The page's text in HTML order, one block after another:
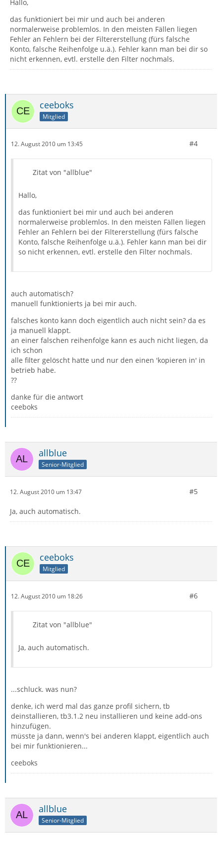
Hallo,
das funktioniert bei mir und auch bei anderen
normalerweise problemlos. In den meisten Fällen liegen
Fehler an Fehlern bei der Filtererstellung (fürs falsche
Konto, falsche Reihenfolge u.ä.). Fehler kann man bei dir so
nicht erkennen, evtl. erstelle den Filter nochmals.
ceeboks
Mitglied
12. August 2010 um 13:45 #4
Zitat von "allblue"
Hallo,
das funktioniert bei mir und auch bei anderen
normalerweise problemlos. In den meisten Fällen liegen
Fehler an Fehlern bei der Filtererstellung (fürs falsche
Konto, falsche Reihenfolge u.ä.). Fehler kann man bei dir
so nicht erkennen, evtl. erstelle den Filter nochmals.
auch automatisch?
manuell funktionierts ja bei mir auch.
falsches konto kann doch eigentlich auch nicht sein? da es
ja manuell klappt.
an einer falschen reihenfolge kann es auch nicht liegen, da
ich schon
alle filter gelöscht hatte und nur den einen 'kopieren in' in
betrieb habe.
??
danke für die antwort
ceeboks
allblue
Senior-Mitglied
12. August 2010 um 13:47 #5
Ja, auch automatisch.
ceeboks
Mitglied
12. August 2010 um 18:26 #6
Zitat von "allblue"
Ja, auch automatisch.
...schluck. was nun?
denke, ich werd mal das ganze profil sichern, tb
deinstallieren, tb3.1.2 neu installieren und keine add-ons
hinzufügen.
müsste ja dann, wenn's bei anderen klappt, eigentlich auch
bei mir funktionieren...
ceeboks
allblue
Senior-Mitglied